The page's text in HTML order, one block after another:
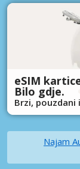
eSIM
Bilo gdje.
Brzi,
Najam